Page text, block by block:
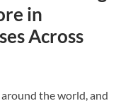
in
Across
the world, and